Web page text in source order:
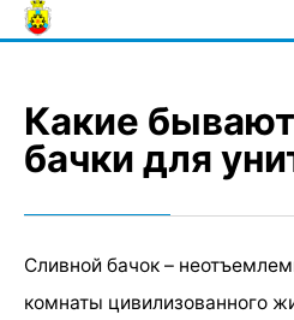
Skip
to
Какие
бачки для
Сливной бачок –
комнаты цивилизованного